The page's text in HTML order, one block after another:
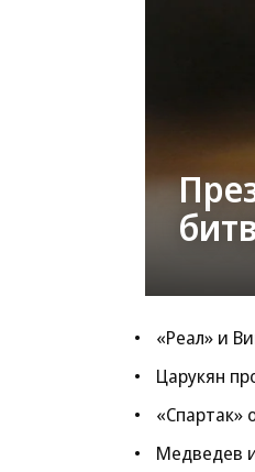
«Реал» и
Царукян
«Спартак»
Медведев